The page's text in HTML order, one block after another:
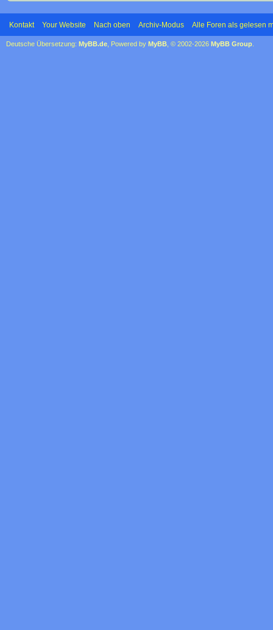
Kontakt Your Website Nach oben Archiv-Modus Alle Foren als gelesen
Deutsche Übersetzung: MyBB.de , Powered by MyBB , © 2002-2026 MyBB Group